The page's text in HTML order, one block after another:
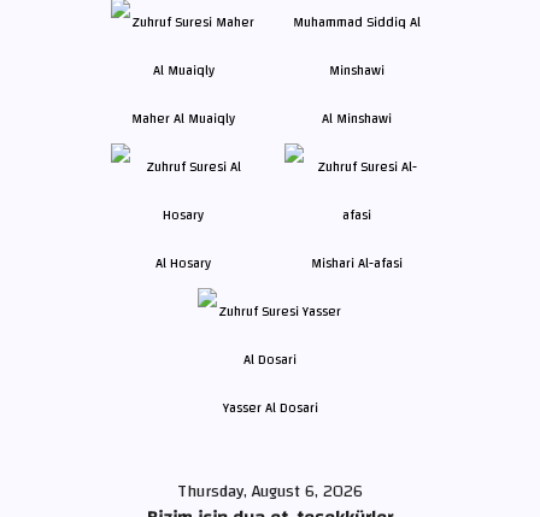
Maher Al Muaiqly Al Minshawi
Al Hosary Mishari Al-afasi
Yasser Al Dosari
Thursday, August 6, 2026